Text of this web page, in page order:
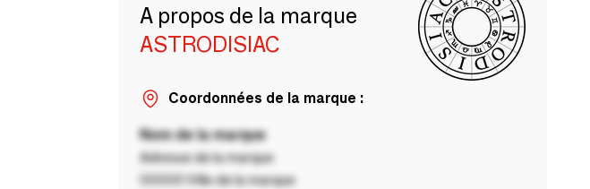
A propos de la marque
ASTRODISIAC
Coordonnées de la marque :
Nom de la marque
Adresse de la marque
00000 Ville de la marque